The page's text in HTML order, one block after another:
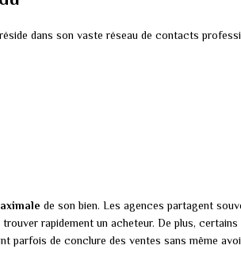
dans son vaste réseau de contacts
de son bien. Les agences partagent
rapidement un acheteur. De plus, certains
parfois de conclure des ventes sans même